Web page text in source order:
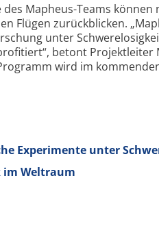
Mapheus-Teams
Flügen zurückblicken.
unter
betont Projektleiter
wird im
Experimente unter
Weltraum